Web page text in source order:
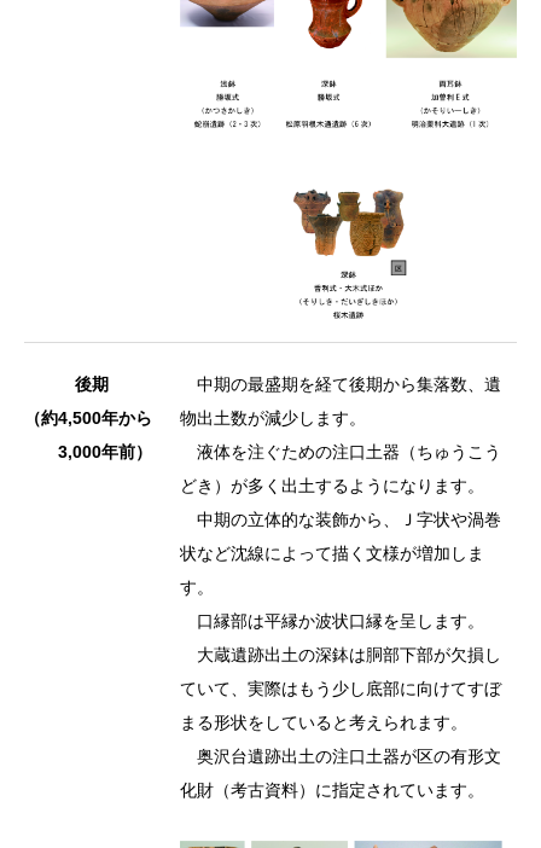
後期
（約4,500年から
3,000年前）
中期の最盛期を経て後期から集落数、遺
物出土数が減少します。
液体を注ぐための注口土器（ちゅうこう
どき）が多く出土するようになります。
中期の立体的な装飾から、Ｊ字状や渦巻
状など沈線によって描く文様が増加しま
す。
口縁部は平縁か波状口縁を呈します。
大蔵遺跡出土の深鉢は胴部下部が欠損し
ていて、実際はもう少し底部に向けてすぼ
まる形状をしていると考えられます。
奥沢台遺跡出土の注口土器が区の有形文
化財（考古資料）に指定されています。